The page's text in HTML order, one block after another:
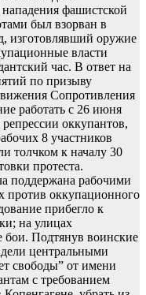
фашистской
был взорван в
изготовлявший оружие
власти
час. В ответ на
по призыву
Сопротивления
работать с 26 июня
оккупантов,
8 участников
толчком к началу 30
протеста.
поддержана рабочими
против оккупационного
прибегло к
на улицах
бои. Подтянув воинские
центральными
свободы” от имени
с требованием